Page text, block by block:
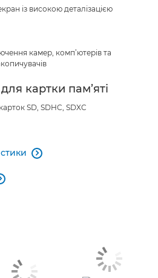
із високою деталізацією
камер, комп’ютерів та
для картки пам’яті
SD, SDHC, SDXC

